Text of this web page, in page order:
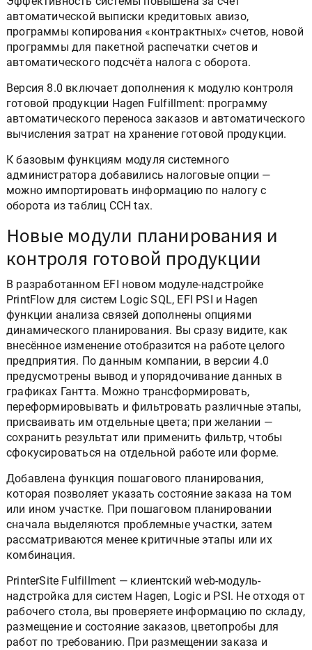
автоматической выписки кредитовых авизо,
программы копирования «контрактных» счетов, новой
программы для пакетной распечатки счетов и
автоматического подсчёта налога с оборота.
Версия 8.0 включает дополнения к модулю контроля
готовой продукции Hagen Fulfillment: программу
автоматического переноса заказов и автоматического
вычисления затрат на хранение готовой продукции.
К базовым функциям модуля системного
администратора добавились налоговые опции —
можно импортировать информацию по налогу с
оборота из таблиц CCH tax.
Новые модули планирования и
контроля готовой продукции
В разработанном EFI новом модуле-надстройке
PrintFlow для систем Logic SQL, EFI PSI и Hagen
функции анализа связей дополнены опциями
динамического планирования. Вы сразу видите, как
внесённое изменение отобразится на работе целого
предприятия. По данным компании, в версии 4.0
предусмотрены вывод и упорядочивание данных в
графиках Гантта. Можно трансформировать,
переформировывать и фильтровать различные этапы,
присваивать им отдельные цвета; при желании —
сохранить результат или применить фильтр, чтобы
сфокусироваться на отдельной работе или форме.
Добавлена функция пошагового планирования,
которая позволяет указать состояние заказа на том
или ином участке. При пошаговом планировании
сначала выделяются проблемные участки, затем
рассматриваются менее критичные этапы или их
комбинация.
PrinterSite Fulfillment — клиентский web-модуль-
надстройка для систем Hagen, Logic и PSI. Не отходя от
рабочего стола, вы проверяете информацию по складу,
размещение и состояние заказов, цветопробы для
работ по требованию. При размещении заказа и